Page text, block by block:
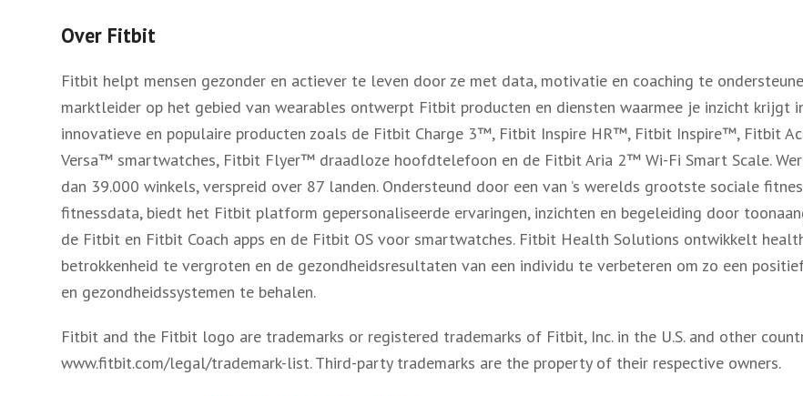
Over Fitbit
Fitbit helpt mensen gezonder en actiever te leven door ze met data, motivatie en coaching te
marktleider op het gebied van wearables ontwerpt Fitbit producten en diensten waarmee je inzicht krijgt
innovatieve en populaire producten zoals de Fitbit Charge 3™, Fitbit Inspire HR™, Fitbit Inspire™, Fitbit
Versa™ smartwatches, Fitbit Flyer™ draadloze hoofdtelefoon en de Fitbit Aria 2™ Wi-Fi Smart Scale.
dan 39.000 winkels, verspreid over 87 landen. Ondersteund door een van ’s werelds grootste sociale
fitnessdata, biedt het Fitbit platform gepersonaliseerde ervaringen, inzichten en begeleiding door
de Fitbit en Fitbit Coach apps en de Fitbit OS voor smartwatches. Fitbit Health Solutions ontwikkelt
betrokkenheid te vergroten en de gezondheidsresultaten van een individu te verbeteren om zo een
en gezondheidssystemen te behalen.
Fitbit and the Fitbit logo are trademarks or registered trademarks of Fitbit, Inc. in the U.S. and other
www.fitbit.com/legal/trademark-list. Third-party trademarks are the property of their respective owners.